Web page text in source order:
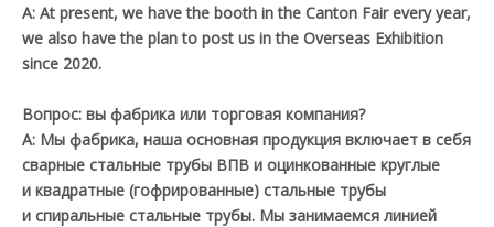
A: At present, we have the booth in the Canton Fair every year,
we also have the plan to post us in the Overseas Exhibition
since 2020.
Вопрос: вы фабрика или торговая компания?
A: Мы фабрика, наша основная продукция включает в себя
сварные стальные трубы ВПВ и оцинкованные круглые
и квадратные (гофрированные) стальные трубы
и спиральные стальные трубы. Мы занимаемся линией